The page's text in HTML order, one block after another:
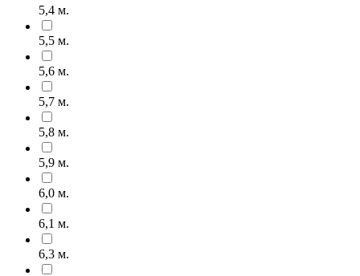
5,4 м.
5,5 м.
5,6 м.
5,7 м.
5,8 м.
5,9 м.
6,0 м.
6,1 м.
6,3 м.